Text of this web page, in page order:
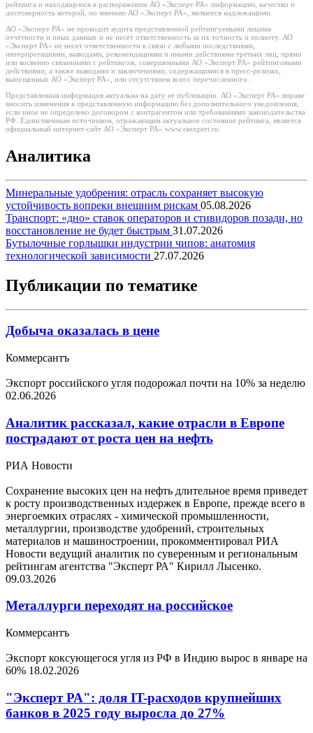
рейтинга и находящуюся в распоряжении АО «Эксперт РА» информацию, качество и
достоверность которой, по мнению АО «Эксперт РА», являются надлежащими.
АО «Эксперт РА» не проводит аудита представленной рейтингуемыми лицами
отчётности и иных данных и не несёт ответственность за их точность и полноту. АО
«Эксперт РА» не несет ответственности в связи с любыми последствиями,
интерпретациями, выводами, рекомендациями и иными действиями третьих лиц, прямо
или косвенно связанными с рейтингом, совершенными АО «Эксперт РА» рейтинговыми
действиями, а также выводами и заключениями, содержащимися в пресс-релизах,
выпущенных АО «Эксперт РА», или отсутствием всего перечисленного.
Представленная информация актуальна на дату её публикации. АО «Эксперт РА» вправе
вносить изменения в представленную информацию без дополнительного уведомления,
если иное не определено договором с контрагентом или требованиями законодательства
РФ. Единственным источником, отражающим актуальное состояние рейтинга, является
официальный интернет-сайт АО «Эксперт РА» www.raexpert.ru.
Аналитика
Минеральные удобрения: отрасль сохраняет высокую
устойчивость вопреки внешним рискам 05.08.2026
Транспорт: «дно» ставок операторов и стивидоров позади, но
восстановление не будет быстрым 31.07.2026
Бутылочные горлышки индустрии чипов: анатомия
технологической зависимости 27.07.2026
Публикации по тематике
Добыча оказалась в цене
Коммерсантъ
Экспорт российского угля подорожал почти на 10% за неделю
02.06.2026
Аналитик рассказал, какие отрасли в Европе
пострадают от роста цен на нефть
РИА Новости
Сохранение высоких цен на нефть длительное время приведет
к росту производственных издержек в Европе, прежде всего в
энергоемких отраслях - химической промышленности,
металлургии, производстве удобрений, строительных
материалов и машиностроении, прокомментировал РИА
Новости ведущий аналитик по суверенным и региональным
рейтингам агентства "Эксперт РА" Кирилл Лысенко.
09.03.2026
Металлурги переходят на российское
Коммерсантъ
Экспорт коксующегося угля из РФ в Индию вырос в январе на
60% 18.02.2026
"Эксперт РА": доля IT-расходов крупнейших
банков в 2025 году выросла до 27%